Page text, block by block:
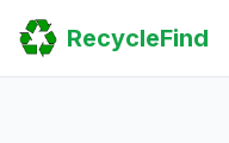
Home
Search
Guides
RecycleFind